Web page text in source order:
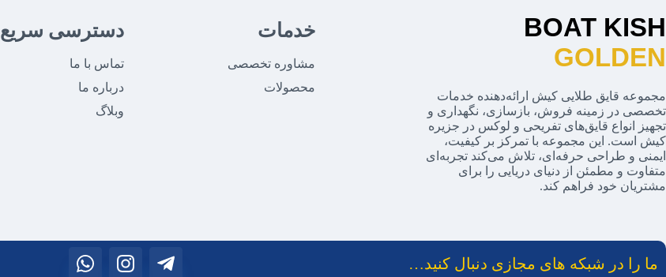
BOAT KISH
GOLDEN
مجموعه قایق طلایی کیش ارائه‌دهنده خدمات
تخصصی در زمینه فروش، بازسازی، نگهداری و
تجهیز انواع قایق‌های تفریحی و لوکس در جزیره
کیش است. این مجموعه با تمرکز بر کیفیت،
ایمنی و طراحی حرفه‌ای، تلاش می‌کند تجربه‌ای
متفاوت و مطمئن از دنیای دریایی را برای
مشتریان خود فراهم کند.
خدمات
مشاوره تخصصی
محصولات
دسترسی سریع
تماس با ما
درباره ما
وبلاگ
ما را در شبکه های مجازی دنبال کنید…